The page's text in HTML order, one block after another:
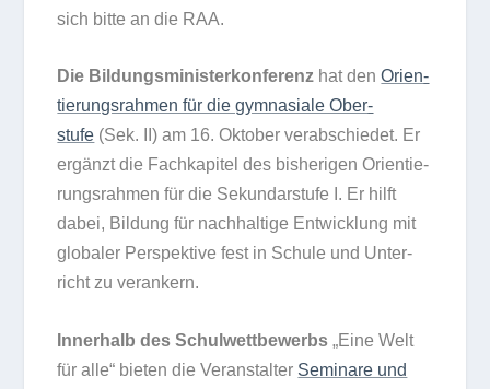
sich bitte an die RAA.
Die Bil­dungs­mi­nis­ter­kon­fe­renz hat denOri­en­
tie­rungs­rah­men für die gym­na­siale Ober­
stufe (Sek. II) am 16. Okto­ber ver­ab­schie­det. Er
ergänzt die Fach­ka­pi­tel des bis­he­ri­gen Ori­en­tie­
rungs­rah­men für die Sekun­dar­stufe I. Er hilft
dabei, Bil­dung für nach­hal­tige Ent­wick­lung mit
glo­ba­ler Per­spek­tive fest in Schule und Unter­
richt zu verankern.
Inner­halb des Schul­wett­be­werbs „Eine Welt
für alle“ bie­ten die Ver­an­stal­ter Semi­nare und